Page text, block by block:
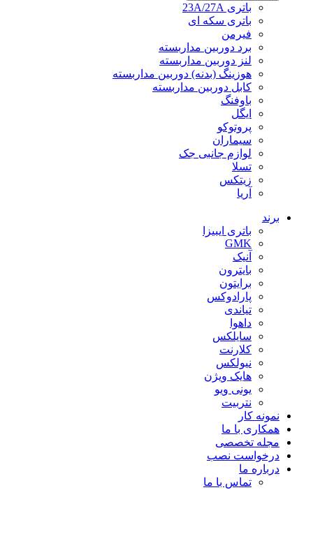
باتری 23A/27A
باتری سکه ای
فیرمن
برد دوربین مداربسته
لنز دوربین مداربسته
هوزینگ (بدنه) دوربین مداربسته
کابل دوربین مداربسته
باوفنگ
ایگل
پروتوکو
سیماران
لوازم جانبی جک
تسلا
زیتکس
آریا
برند
باتری ایبیزا
GMK
آنیک
بایترون
برایتون
پارادوکس
تیاندی
داهوا
سایلکس
کلارنت
نیولکس
هایک ویژن
یونی ویو
نتربیت
نمونه کار
همکاری با ما
مجله تخصصی
درخواست نصب
درباره ما
تماس با ما